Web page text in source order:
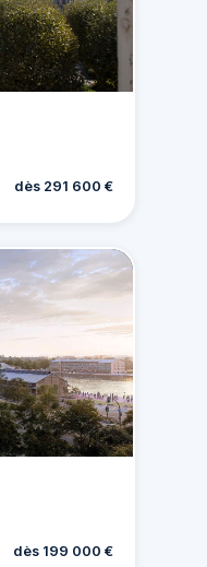
dès 291 600 €
dès 199 000 €